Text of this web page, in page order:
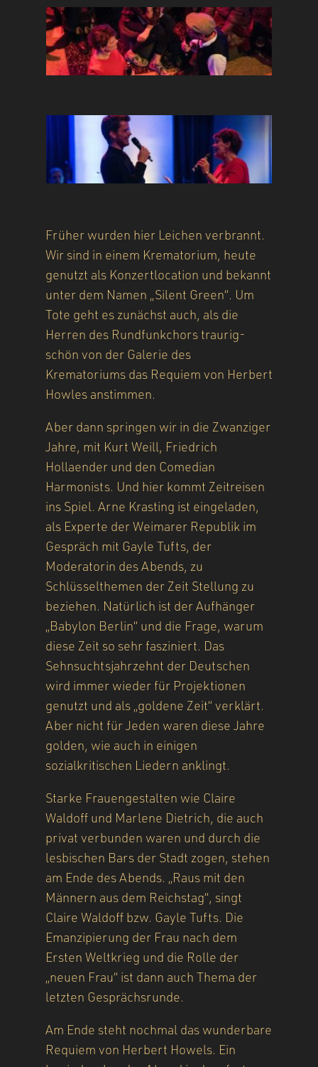
Früher wurden hier Leichen verbrannt.
Wir sind in einem Krematorium, heute
genutzt als Konzertlocation und bekannt
unter dem Namen „Silent Green“. Um
Tote geht es zunächst auch, als die
Herren des Rundfunkchors traurig-
schön von der Galerie des
Krematoriums das Requiem von Herbert
Howles anstimmen.
Aber dann springen wir in die Zwanziger
Jahre, mit Kurt Weill, Friedrich
Hollaender und den Comedian
Harmonists. Und hier kommt Zeitreisen
ins Spiel. Arne Krasting ist eingeladen,
als Experte der Weimarer Republik im
Gespräch mit Gayle Tufts, der
Moderatorin des Abends, zu
Schlüsselthemen der Zeit Stellung zu
beziehen. Natürlich ist der Aufhänger
„Babylon Berlin“ und die Frage, warum
diese Zeit so sehr fasziniert. Das
Sehnsuchtsjahrzehnt der Deutschen
wird immer wieder für Projektionen
genutzt und als „goldene Zeit“ verklärt.
Aber nicht für Jeden waren diese Jahre
golden, wie auch in einigen
sozialkritischen Liedern anklingt.
Starke Frauengestalten wie Claire
Waldoff und Marlene Dietrich, die auch
privat verbunden waren und durch die
lesbischen Bars der Stadt zogen, stehen
am Ende des Abends. „Raus mit den
Männern aus dem Reichstag“, singt
Claire Waldoff bzw. Gayle Tufts. Die
Emanzipierung der Frau nach dem
Ersten Weltkrieg und die Rolle der
„neuen Frau“ ist dann auch Thema der
letzten Gesprächsrunde.
Am Ende steht nochmal das wunderbare
Requiem von Herbert Howels. Ein